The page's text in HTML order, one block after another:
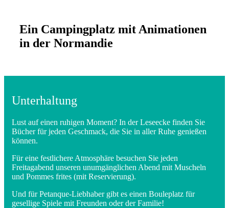
Ein Campingplatz mit Animationen
in der Normandie
Unterhaltung
Lust auf einen ruhigen Moment? In der Leseecke finden Sie
Bücher für jeden Geschmack, die Sie in aller Ruhe genießen
können.
Für eine festlichere Atmosphäre besuchen Sie jeden
Freitagabend unseren unumgänglichen Abend mit Muscheln
und Pommes frites (mit Reservierung).
Und für Petanque-Liebhaber gibt es einen Bouleplatz für
gesellige Spiele mit Freunden oder der Familie!